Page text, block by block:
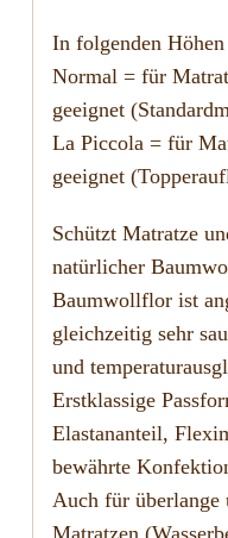
In folgenden
Normal = für
geeignet
La Piccola = für
geeignet
Schützt Matratze
natürlicher
Baumwollflor ist
gleichzeitig sehr
und
Erstklassige
Elastananteil,
bewährte
Auch für überlange